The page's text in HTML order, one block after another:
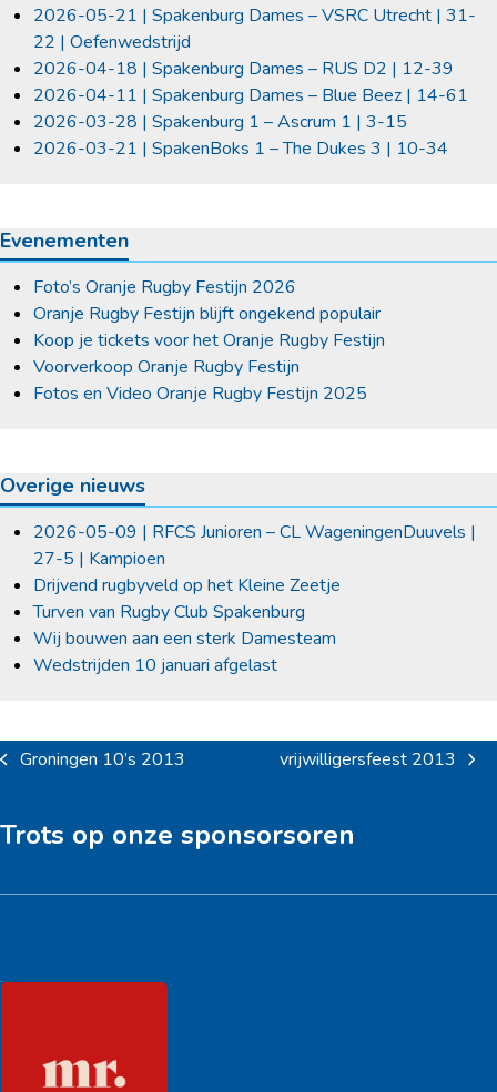
2026-05-21 | Spakenburg Dames – VSRC Utrecht | 31-
22 | Oefenwedstrijd
2026-04-18 | Spakenburg Dames – RUS D2 | 12-39
2026-04-11 | Spakenburg Dames – Blue Beez | 14-61
2026-03-28 | Spakenburg 1 – Ascrum 1 | 3-15
2026-03-21 | SpakenBoks 1 – The Dukes 3 | 10-34
Evenementen
Foto’s Oranje Rugby Festijn 2026
Oranje Rugby Festijn blijft ongekend populair
Koop je tickets voor het Oranje Rugby Festijn
Voorverkoop Oranje Rugby Festijn
Fotos en Video Oranje Rugby Festijn 2025
Overige nieuws
2026-05-09 | RFCS Junioren – CL WageningenDuuvels |
27-5 | Kampioen
Drijvend rugbyveld op het Kleine Zeetje
Turven van Rugby Club Spakenburg
Wij bouwen aan een sterk Damesteam
Wedstrijden 10 januari afgelast
previous
Groningen 10’s 2013
next
vrijwilligersfeest 2013
Trots op onze sponsorsoren